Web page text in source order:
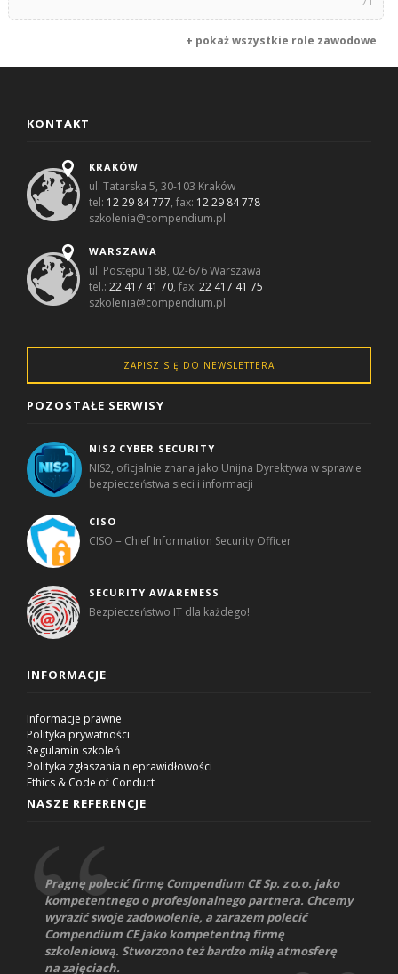
+ pokaż wszystkie role zawodowe
KONTAKT
KRAKÓW
ul. Tatarska 5, 30-103 Kraków
tel: 12 29 84 777, fax: 12 29 84 778
szkolenia@compendium.pl
WARSZAWA
ul. Postępu 18B, 02-676 Warszawa
tel.:22 417 41 70, fax:22 417 41 75
szkolenia@compendium.pl
ZAPISZ SIĘ DO NEWSLETTERA
POZOSTAŁE SERWISY
NIS2 CYBER SECURITY
NIS2, oficjalnie znana jako Unijna Dyrektywa w sprawie
bezpieczeństwa sieci i informacji
CISO
CISO = Chief Information Security Officer
SECURITY AWARENESS
Bezpieczeństwo IT dla każdego!
INFORMACJE
Informacje prawne
Polityka prywatności
Regulamin szkoleń
Polityka zgłaszania nieprawidłowości
Ethics & Code of Conduct
NASZE REFERENCJE
Pragnę polecić firmę Compendium CE Sp. z o.o. jako
kompetentnego o profesjonalnego partnera. Chcemy
wyrazić swoje zadowolenie, a zarazem polecić
Compendium CE jako kompetentną firmę
szkoleniową. Stworzono też bardzo miłą atmosferę
na zajęciach.